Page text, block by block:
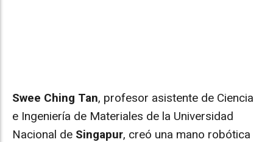
Swee Ching Tan, profesor asistente de Ciencia
e Ingeniería de Materiales de la Universidad
Nacional de Singapur, creó una mano robótica